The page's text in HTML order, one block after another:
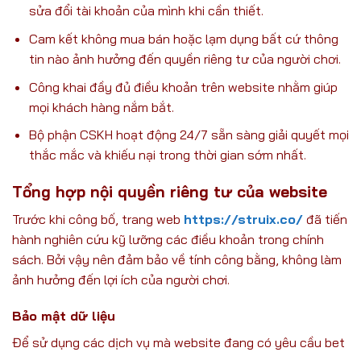
sửa đổi tài khoản của mình khi cần thiết.
Cam kết không mua bán hoặc lạm dụng bất cứ thông
tin nào ảnh hưởng đến quyền riêng tư của người chơi.
Công khai đầy đủ điều khoản trên website nhằm giúp
mọi khách hàng nắm bắt.
Bộ phận CSKH hoạt động 24/7 sẵn sàng giải quyết mọi
thắc mắc và khiếu nại trong thời gian sớm nhất.
Tổng hợp nội quyền riêng tư của website
Trước khi công bố, trang web https://struix.co/ đã tiến
hành nghiên cứu kỹ lưỡng các điều khoản trong chính
sách. Bởi vậy nên đảm bảo về tính công bằng, không làm
ảnh hưởng đến lợi ích của người chơi.
Bảo mật dữ liệu
Để sử dụng các dịch vụ mà website đang có yêu cầu bet